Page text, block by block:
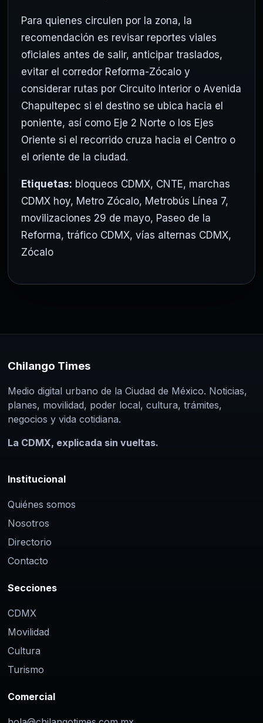
Para quienes circulen por la zona, la
recomendación es revisar reportes viales
oficiales antes de salir, anticipar traslados,
evitar el corredor Reforma-Zócalo y
considerar rutas por Circuito Interior o Avenida
Chapultepec si el destino se ubica hacia el
poniente, así como Eje 2 Norte o los Ejes
Oriente si el recorrido cruza hacia el Centro o
el oriente de la ciudad.
Etiquetas: bloqueos CDMX, CNTE, marchas
CDMX hoy, Metro Zócalo, Metrobús Línea 7,
movilizaciones 29 de mayo, Paseo de la
Reforma, tráfico CDMX, vías alternas CDMX,
Zócalo
Chilango Times
Medio digital urbano de la Ciudad de México. Noticias,
planes, movilidad, poder local, cultura, trámites,
negocios y vida cotidiana.
La CDMX, explicada sin vueltas.
Institucional
Quiénes somos
Nosotros
Directorio
Contacto
Secciones
CDMX
Movilidad
Cultura
Turismo
Comercial